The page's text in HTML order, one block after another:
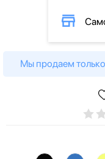
Мы продаем только